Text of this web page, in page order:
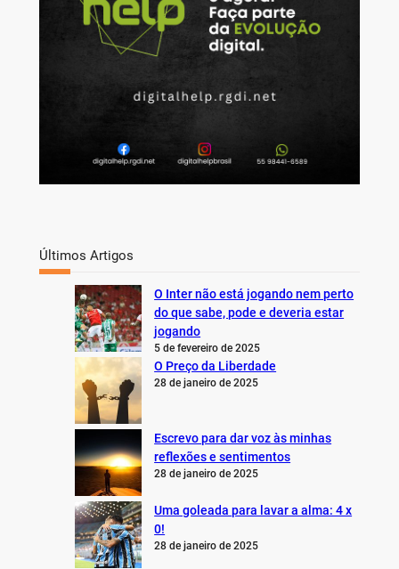
Últimos Artigos
O Inter não está jogando nem perto
do que sabe, pode e deveria estar
jogando
5 de fevereiro de 2025
O Preço da Liberdade
28 de janeiro de 2025
Escrevo para dar voz às minhas
reflexões e sentimentos
28 de janeiro de 2025
Uma goleada para lavar a alma: 4 x
0!
28 de janeiro de 2025